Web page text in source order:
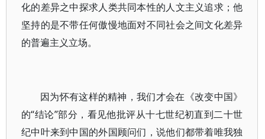
化的差异之中探求人类共同本性的人文主义追求；他
坚持的是不带任何傲慢地面对不同社会之间文化差异
的普遍主义立场。
因为怀有这样的精神，我们才会在《改变中国》
的“结论”部分，看见他批评从十七世纪初直到二十世
纪中叶来到中国的外国顾问们，说他们都带着唯我独